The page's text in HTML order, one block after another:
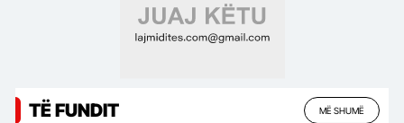
TË FUNDIT MË SHUMË